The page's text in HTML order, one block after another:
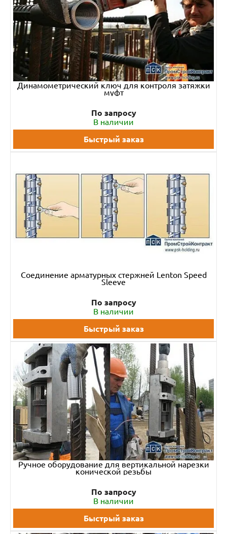
Динамометрический ключ для контроля затяжки
муфт
По запросу
В наличии
Быстрый заказ
Соединение арматурных стержней Lenton Speed
Sleeve
По запросу
В наличии
Быстрый заказ
Ручное оборудование для вертикальной нарезки
конической резьбы
По запросу
В наличии
Быстрый заказ